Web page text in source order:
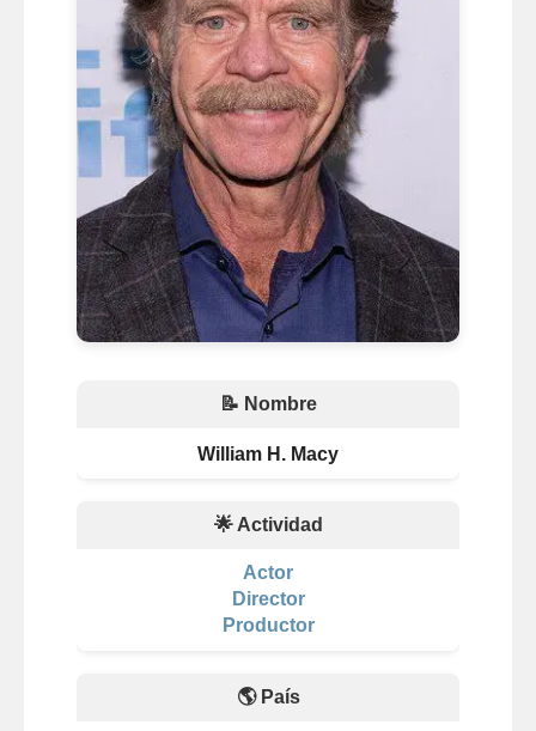
📝 Nombre
William H. Macy
🌟 Actividad
Actor
Director
Productor
🌎 País